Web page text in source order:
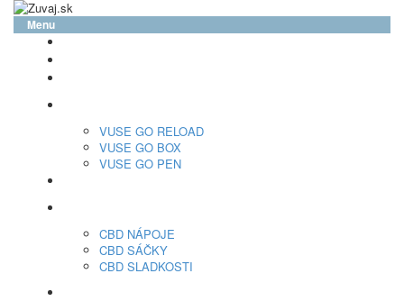
Menu
VUSE GO RELOAD
VUSE GO BOX
VUSE GO PEN
CBD NÁPOJE
CBD SÁČKY
CBD SLADKOSTI